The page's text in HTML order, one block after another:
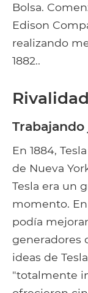
Bolsa.
Edison
realizando
1882..
Rivalidad
En 1884,
de Nueva
Tesla era un
momento. En
podía
generadores
ideas de
"totalmente